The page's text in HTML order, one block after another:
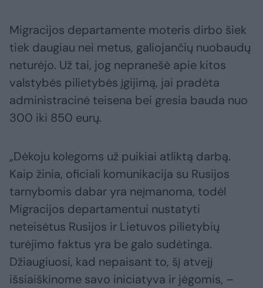
Migracijos departamente moteris dirbo šiek
tiek daugiau nei metus, galiojančių nuobaudų
neturėjo. Už tai, jog nepranešė apie kitos
valstybės pilietybės įgijimą, jai pradėta
administracinė teisena bei gresia bauda nuo
300 iki 850 eurų.
„Dėkoju kolegoms už puikiai atliktą darbą.
Kaip žinia, oficiali komunikacija su Rusijos
tarnybomis dabar yra neįmanoma, todėl
Migracijos departamentui nustatyti
neteisėtus Rusijos ir Lietuvos pilietybių
turėjimo faktus yra be galo sudėtinga.
Džiaugiuosi, kad nepaisant to, šį atvejį
išsiaiškinome savo iniciatyva ir jėgomis, –